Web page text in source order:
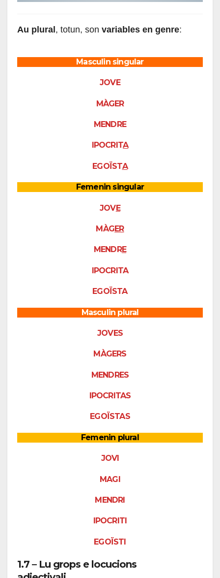
Au plural, totun, son variables en genre:
Masculin singular
JOVE
MÀGER
MENDRE
IPOCRITA
EGOÏSTA
Femenin singular
JOVE
MÀGER
MENDRE
IPOCRITA
EGOÏSTA
Masculin plural
JOVES
MÀGERS
MENDRES
IPOCRITAS
EGOÏSTAS
Femenin plural
JOVI
MAGI
MENDRI
IPOCRITI
EGOÏSTI
1.7 – Lu grops e locucions